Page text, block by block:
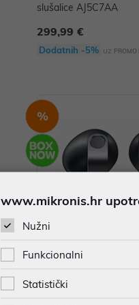
slušalice AJ5C7AA
299,99 €
Dodatnih -5% uz PROMO
%
Samsung Galaxy
www.mikronis.hr
Nužni
Funkcionalni
Statistički